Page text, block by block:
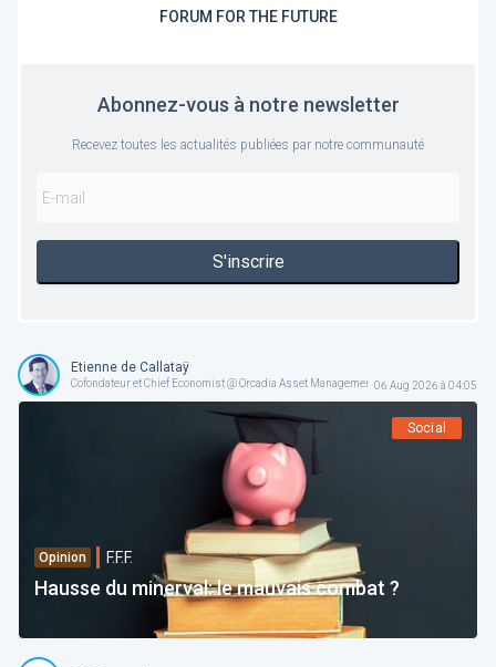
FORUM FOR THE FUTURE
Abonnez-vous à notre newsletter
Recevez toutes les actualités publiées par notre communauté
S'inscrire
Etienne de Callataÿ
Cofondateur et Chief Economist @ Orcadia Asset Management06 Aug 2026 à 04:05
Social
Opinion F.F.F.
Hausse du minerval: le mauvais combat ?